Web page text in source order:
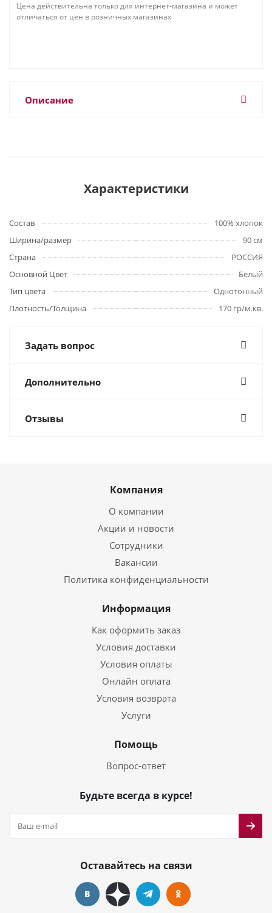
Цена действительна только для интернет-магазина и может
отличаться от цен в розничных магазинах
Описание
Характеристики
Состав
100% хлопок
Ширина/размер
90 см
Страна
РОССИЯ
Основной Цвет
Белый
Тип цвета
Однотонный
Плотность/Толщина
170 гр/м.кв.
Задать вопрос
Дополнительно
Отзывы
Компания
О компании
Акции и новости
Сотрудники
Вакансии
Политика конфиденциальности
Информация
Как оформить заказ
Условия доставки
Условия оплаты
Онлайн оплата
Условия возврата
Услуги
Помощь
Вопрос-ответ
Будьте всегда в курсе!
Оставайтесь на связи